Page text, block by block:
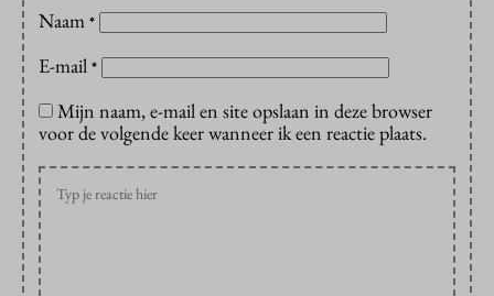
Naam *
E-mail *
Mijn naam, e-mail en site opslaan in deze browser
voor de volgende keer wanneer ik een reactie plaats.